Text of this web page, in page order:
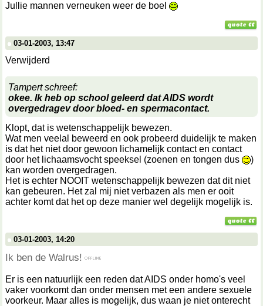
Jullie mannen verneuken weer de boel
03-01-2003, 13:47
Verwijderd
Tampert schreef:
okee. Ik heb op school geleerd dat AIDS wordt
overgedragev door bloed- en spermacontact.
Klopt, dat is wetenschappelijk bewezen.
Wat men veelal beweerd en ook probeerd duidelijk te maken
is dat het niet door gewoon lichamelijk contact en contact
door het lichaamsvocht speeksel (zoenen en tongen dus
)
kan worden overgedragen.
Het is echter NOOIT wetenschappelijk bewezen dat dit niet
kan gebeuren. Het zal mij niet verbazen als men er ooit
achter komt dat het op deze manier wel degelijk mogelijk is.
03-01-2003, 14:20
Ik ben de Walrus!
Er is een natuurlijk een reden dat AIDS onder homo's veel
vaker voorkomt dan onder mensen met een andere sexuele
voorkeur. Maar alles is mogelijk, dus waan je niet onterecht